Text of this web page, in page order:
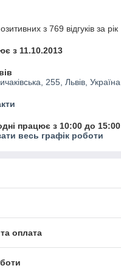
з 769 відгуків за рік
з 11.10.2013
255, Львів, Україна
працює з 10:00 до 15:00
весь графік роботи
оплата